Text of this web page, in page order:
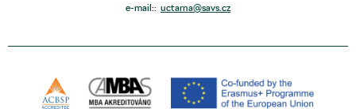
e-mail:: uctarna@savs.cz